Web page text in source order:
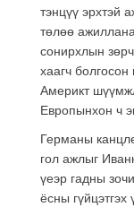
тэнцүү эрхтэй
төлөө
сонирхлын
хаагч
Америкт
Европынхон ч
Германы
гол ажлыг
үеэр гадны
ёсны гүйцэтгэх